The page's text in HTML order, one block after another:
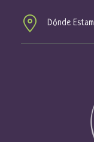
Dónde